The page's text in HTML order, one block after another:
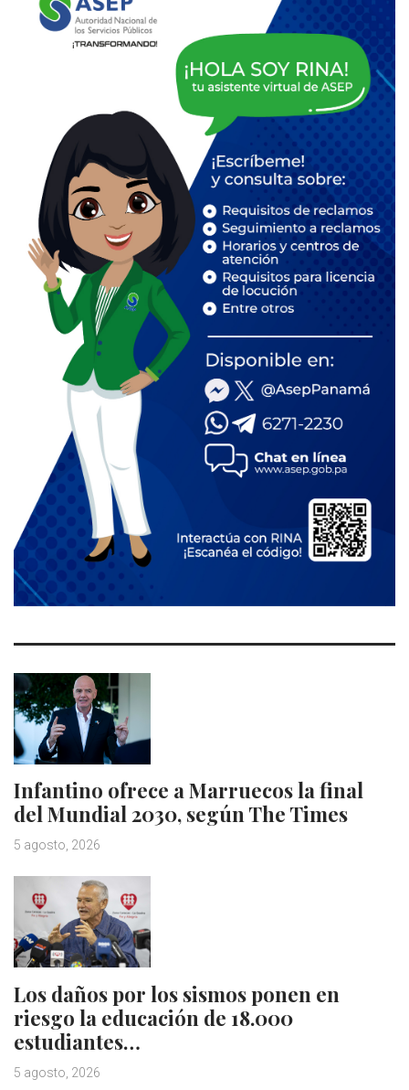
Infantino ofrece a Marruecos la final
del Mundial 2030, según The Times
5 agosto, 2026
Los daños por los sismos ponen en
riesgo la educación de 18.000
estudiantes…
5 agosto, 2026